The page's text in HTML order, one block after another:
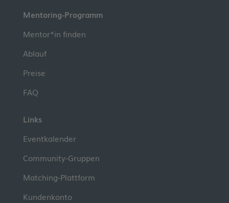
Mentoring-Programm
Mentor*in finden
Ablauf
Preise
FAQ
Links
Eventkalender
Community-Gruppen
Matching-Plattform
Kundenkonto